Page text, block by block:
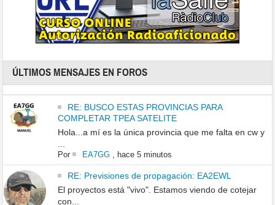
ÚLTIMOS MENSAJES EN FOROS
RE: BUSCO ESTAS PROVINCIAS PARA
COMPLETAR TPEA SATELITE
Hola...a mí es la única provincia que me falta en cw y
Por EA7GG, hace 5 minutos
RE: Previsiones de propagación: EA2EWL
El proyectos está "vivo". Estamos viendo de cotejar
con...